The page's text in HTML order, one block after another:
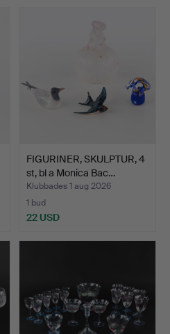
FIGURINER, SKULPTUR, 4
st, bl a Monica Bac…
Klubbades 1 aug 2026
1 bud
22 USD